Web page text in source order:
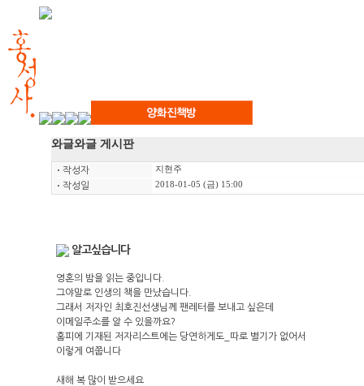
와글와글 게시판
ㆍ 작성자 지현주
ㆍ 작성일 2018-01-05 (금) 15:00
알고싶습니다
영혼의 밤을 읽는 중입니다.
그야말로 인생의 책을 만났습니다.
그래서 저자인 최호진선생님께 팬레터를 보내고 싶은데
이메일주소를 알 수 있을까요?
홈피에 기재된 저자리스트에는 당연하게도_따로 별기가 없어서
이렇게 여쭙니다
새해 복 많이 받으세요